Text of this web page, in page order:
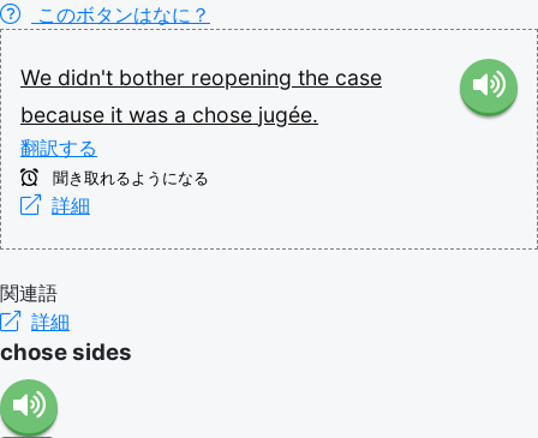
このボタンはなに？
We didn't bother reopening the case
because it was a chose jugée.
翻訳する
聞き取れるようになる
詳細
関連語
詳細
chose sides